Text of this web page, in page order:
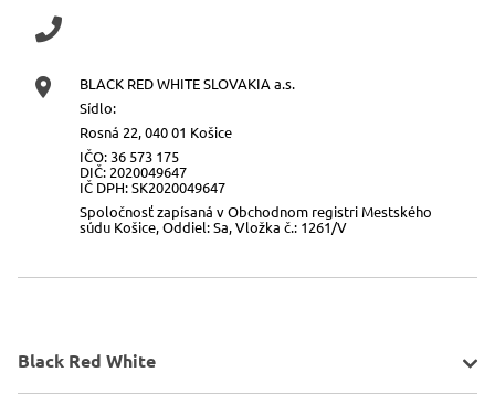
BLACK RED WHITE SLOVAKIA a.s.
Sídlo:
Rosná 22, 040 01 Košice
IČO: 36 573 175
DIČ: 2020049647
IČ DPH: SK2020049647
Spoločnosť zapísaná v Obchodnom registri Mestského
súdu Košice, Oddiel: Sa, Vložka č.: 1261/V
Black Red White